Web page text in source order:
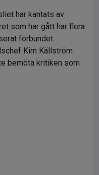
har kantats av
som har gått har flera
förbundet.
Kim Källström
bemöta kritiken som